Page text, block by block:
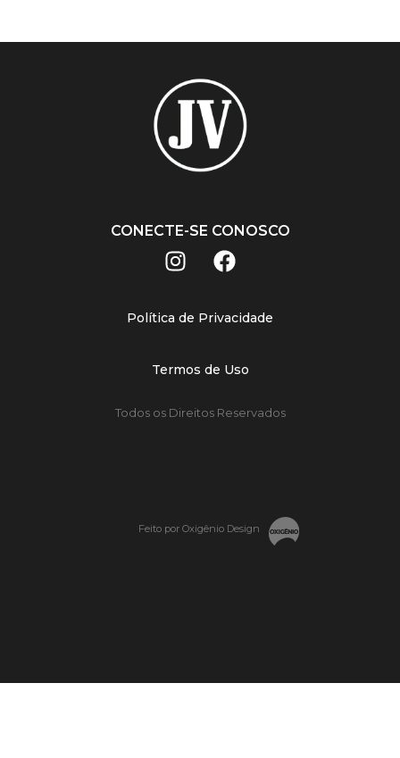
CONECTE-SE CONOSCO
Política de Privacidade
Termos de Uso
Todos os Direitos Reservados
Feito por Oxigênio Design